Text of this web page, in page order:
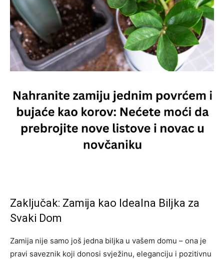
Zaključak: Zamija kao Idealna Biljka za
Svaki Dom
Zamija nije samo još jedna biljka u vašem domu – ona je
pravi saveznik koji donosi svježinu, eleganciju i pozitivnu